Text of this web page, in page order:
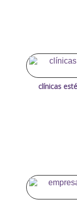
clínicas